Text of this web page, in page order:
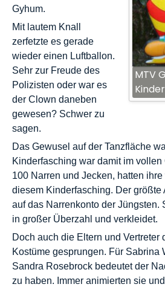
MTV
Gyhum.
Mit lautem Knall
zerfetzte es gerade
wieder einen Luftballon.
Sehr zur Freude des
Polizisten oder war es
der Clown daneben
gewesen? Schwer zu
sagen.
Das Gewusel auf der Tanzfläche
Kinderfasching war damit im vollen
100 Narren und Jecken, hatten
diesem Kinderfasching. Der größte
auf das Narrenkonto der Jüngsten.
in großer Überzahl und verkleidet.
Doch auch die Eltern und Vertreter
Kostüme gesprungen. Für Sabrina
Sandra Rosebrock bedeutet der
zu haben. Immer animierten sie